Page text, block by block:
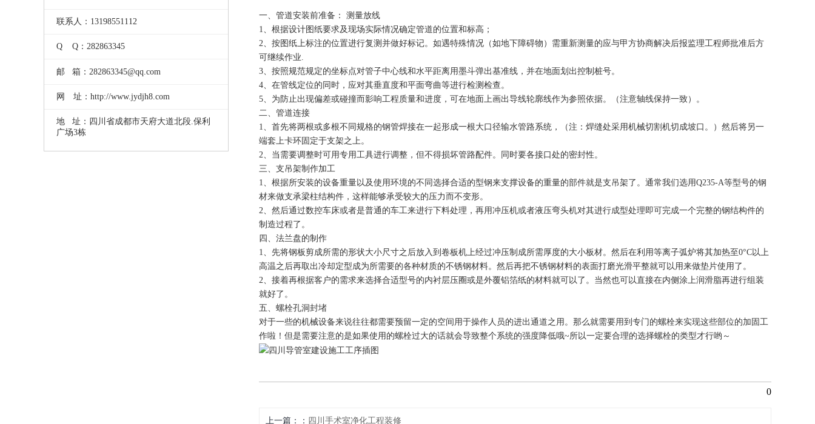
联系人：13198551112
Q Q：282863345
邮 箱：282863345@qq.com
网 址：http://www.jydjh8.com
地 址：四川省成都市天府大道北段.保利
广场3栋
一、管道安装前准备： 测量放线
1、根据设计图纸要求及现场实际情况确定管道的位置和标高；
2、按图纸上标注的位置进行复测并做好标记。如遇特殊情况（如地下障碍物）需重新测量的应与甲方协商解决后报监理工程师批准后方
可继续作业.
3、按照规范规定的坐标点对管子中心线和水平距离用墨斗弹出基准线，并在地面划出控制桩号。
4、在管线定位的同时，应对其垂直度和平面弯曲等进行检测检查。
5、为防止出现偏差或碰撞而影响工程质量和进度，可在地面上画出导线轮廓线作为参照依据。（注意轴线保持一致）。
二、管道连接
1、首先将两根或多根不同规格的钢管焊接在一起形成一根大口径输水管路系统，（注：焊缝处采用机械切割机切成坡口。）然后将另一
端套上卡环固定于支架之上。
2、当需要调整时可用专用工具进行调整，但不得损坏管路配件。同时要各接口处的密封性。
三、支吊架制作加工
1、根据所安装的设备重量以及使用环境的不同选择合适的型钢来支撑设备的重量的部件就是支吊架了。通常我们选用Q235-A等型号的钢
材来做支承梁柱结构件，这样能够承受较大的压力而不变形。
2、然后通过数控车床或者是普通的车工来进行下料处理，再用冲压机或者液压弯头机对其进行成型处理即可完成一个完整的钢结构件的
制造过程了。
四、法兰盘的制作
1、先将钢板剪成所需的形状大小尺寸之后放入到卷板机上经过冲压制成所需厚度的大小板材。然后在利用等离子弧炉将其加热至0°C以上
高温之后再取出冷却定型成为所需要的各种材质的不锈钢材料。然后再把不锈钢材料的表面打磨光滑平整就可以用来做垫片使用了。
2、接着再根据客户的需求来选择合适型号的内衬层压圈或是外覆铝箔纸的材料就可以了。当然也可以直接在内侧涂上润滑脂再进行组装
就好了。
五、螺栓孔洞封堵
对于一些的机械设备来说往往都需要预留一定的空间用于操作人员的进出通道之用。那么就需要用到专门的螺栓来实现这些部位的加固工
作啦！但是需要注意的是如果使用的螺栓过大的话就会导致整个系统的强度降低哦~所以一定要合理的选择螺栓的类型才行哟～
0
上一篇： 四川手术室净化工程装修